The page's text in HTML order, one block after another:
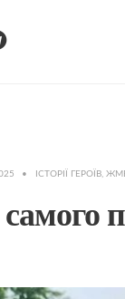
• ІСТОРІЇ ГЕРОЇВ,